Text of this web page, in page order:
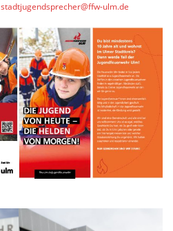
stadtjugendsprecher@ffw-ulm.de